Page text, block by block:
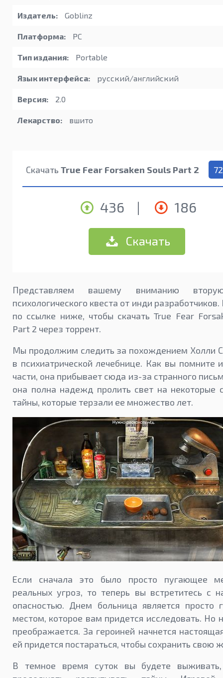
Издатель: Goblinz
Платформа: PC
Тип издания: Portable
Язык интерфейса: русский/английский
Версия: 2.0
Лекарство: вшито
Скачать True Fear Forsaken Souls Part 2
436 | 186
Скачать
Представляем вашему вниманию
психологического квеста от инди
по ссылке ниже, чтобы скачать True Fear
Part 2 через торрент.
Мы продолжим следить за похождением Холли
в психиатрической лечебнице. Как вы помните
части, она прибывает сюда из-за странного
она полна надежд пролить свет на некоторые
тайны, которые терзали ее множество лет.
Если сначала это было просто пугающее
реальных угроз, то теперь вы встретитесь с
опасностью. Днем больница является просто
местом, которое вам придется исследовать. Но
преображается. За героиней начнется
ей придется постараться, чтобы сохранить свою
В темное время суток вы будете